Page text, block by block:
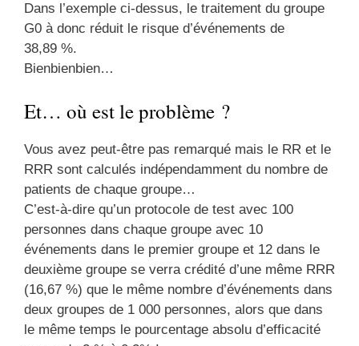
Dans l’exemple ci-dessus, le traitement du groupe
G0 à donc réduit le risque d’événements de
38,89 %.
Bienbienbien…
Et… où est le problème ?
Vous avez peut-être pas remarqué mais le RR et le
RRR sont calculés indépendamment du nombre de
patients de chaque groupe…
C’est-à-dire qu’un protocole de test avec 100
personnes dans chaque groupe avec 10
événements dans le premier groupe et 12 dans le
deuxième groupe se verra crédité d’une même RRR
(16,67 %) que le même nombre d’événements dans
deux groupes de 1 000 personnes, alors que dans
le même temps le pourcentage absolu d’efficacité